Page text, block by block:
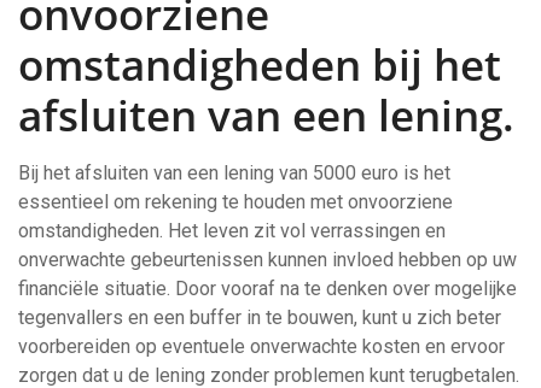
onvoorziene
omstandigheden bij het
afsluiten van een lening.
Bij het afsluiten van een lening van 5000 euro is het
essentieel om rekening te houden met onvoorziene
omstandigheden. Het leven zit vol verrassingen en
onverwachte gebeurtenissen kunnen invloed hebben op uw
financiële situatie. Door vooraf na te denken over mogelijke
tegenvallers en een buffer in te bouwen, kunt u zich beter
voorbereiden op eventuele onverwachte kosten en ervoor
zorgen dat u de lening zonder problemen kunt terugbetalen.